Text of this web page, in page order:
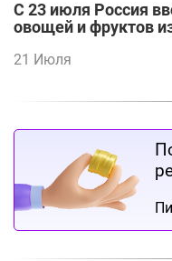
С 23 июля Россия
овощей и фруктов
21 Июля